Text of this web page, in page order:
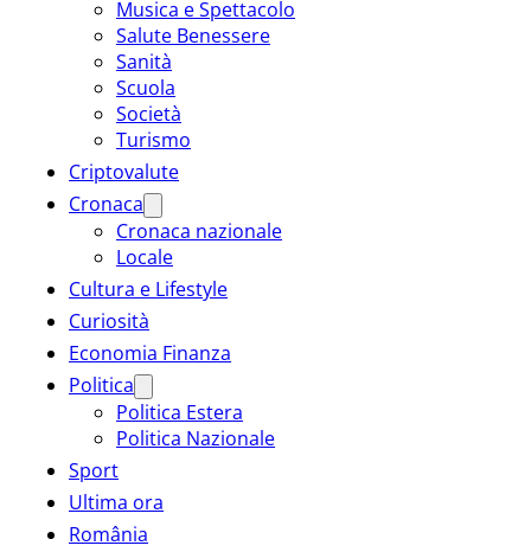
Musica e Spettacolo
Salute Benessere
Sanità
Scuola
Società
Turismo
Criptovalute
Cronaca
Cronaca nazionale
Locale
Cultura e Lifestyle
Curiosità
Economia Finanza
Politica
Politica Estera
Politica Nazionale
Sport
Ultima ora
România